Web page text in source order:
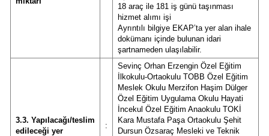
18 araç ile 181 iş günü taşınması
hizmet alımı işi
Ayrıntılı bilgiye EKAP’ta yer alan ihale
dokümanı içinde bulunan idari
şartnameden ulaşılabilir.
3.3. Yapılacağı/teslim
edileceği yer
:
Sevinç Orhan Erzengin Özel Eğitim
İlkokulu-Ortaokulu TOBB Özel Eğitim
Meslek Okulu Merzifon Haşim Dülger
Özel Eğitim Uygulama Okulu Hayati
İncekul Özel Eğitim Anaokulu TOKİ
Kara Mustafa Paşa Ortaokulu Şehit
Dursun Özsaraç Mesleki ve Teknik